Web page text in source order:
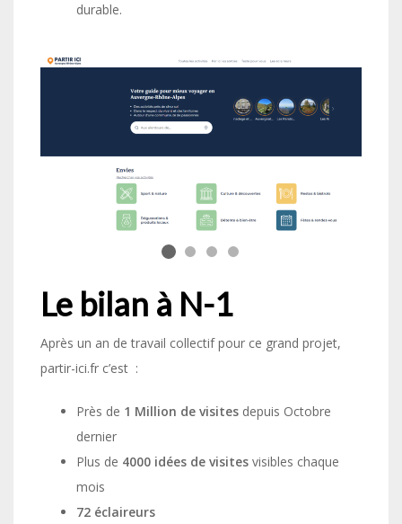
durable.
Le bilan à N-1
Après un an de travail collectif pour ce grand projet,
partir-ici.fr c’est :
Près de 1 Million de visites depuis Octobre
dernier
Plus de 4000 idées de visites visibles chaque
mois
72 éclaireurs